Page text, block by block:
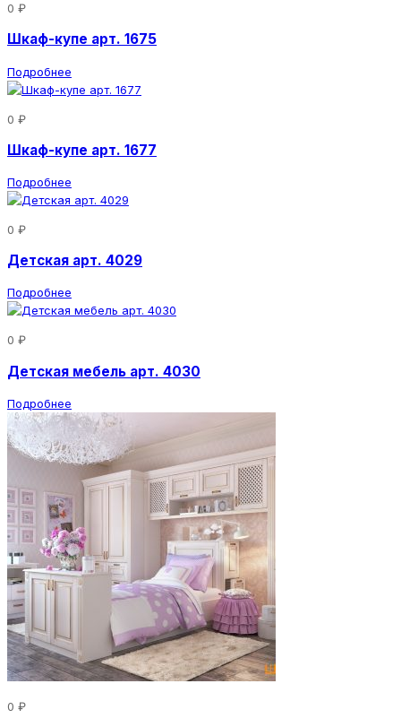
0 ₽
Шкаф-купе арт. 1675
Подробнее
0 ₽
Шкаф-купе арт. 1677
Подробнее
0 ₽
Детская арт. 4029
Подробнее
0 ₽
Детская мебель арт. 4030
Подробнее
0 ₽